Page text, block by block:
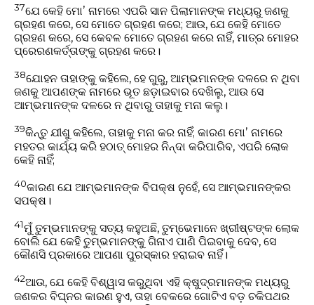
37ଯେ କେହି ମୋʼ ନାମରେ ଏପରି ସାନ ପିଲାମାନଙ୍କ ମଧ୍ୟରୁ ଜଣକୁ
ଗ୍ରହଣ କରେ, ସେ ମୋତେ ଗ୍ରହଣ କରେ; ଆଉ, ଯେ କେହି ମୋତେ
ଗ୍ରହଣ କରେ, ସେ କେବଳ ମୋତେ ଗ୍ରହଣ କରେ ନାହିଁ, ମାତ୍ର ମୋହର
ପ୍ରେରଣକର୍ତ୍ତାଙ୍କୁ ଗ୍ରହଣ କରେ।
38ଯୋହନ ତାହାଙ୍କୁ କହିଲେ, ହେ ଗୁରୁ, ଆମ୍ଭମାନଙ୍କ ଦଳରେ ନ ଥିବା
ଜଣକୁ ଆପଣଙ୍କ ନାମରେ ଭୂତ ଛଡ଼ାଇବାର ଦେଖିଲୁ, ଆଉ ସେ
ଆମ୍ଭମାନଙ୍କ ଦଳରେ ନ ଥିବାରୁ ତାହାକୁ ମନା କଲୁ।
39କିନ୍ତୁ ଯୀଶୁ କହିଲେ, ତାହାକୁ ମନା କର ନାହିଁ; କାରଣ ମୋʼ ନାମରେ
ମହତର କାର୍ଯ୍ୟ କରି ହଠାତ୍‍ ମୋହର ନିନ୍ଦା କରିପାରିବ, ଏପରି ଲୋକ
କେହି ନାହିଁ;
40କାରଣ ଯେ ଆମ୍ଭମାନଙ୍କ ବିପକ୍ଷ ନୁହେଁ, ସେ ଆମ୍ଭମାନଙ୍କର
ସପକ୍ଷ।
41ମୁଁ ତୁମ୍ଭମାନଙ୍କୁ ସତ୍ୟ କହୁଅଛି, ତୁମ୍ଭେମାନେ ଖ୍ରୀଷ୍ଟଙ୍କ ଲୋକ
ବୋଲି ଯେ କେହି ତୁମ୍ଭମାନଙ୍କୁ ଗିନାଏ ପାଣି ପିଇବାକୁ ଦେବ, ସେ
କୌଣସି ପ୍ରକାରେ ଆପଣା ପୁରସ୍କାର ହରାଇବ ନାହିଁ।
42ଆଉ, ଯେ କେହି ବିଶ୍ୱାସ କରୁଥିବା ଏହି କ୍ଷୁଦ୍ରମାନଙ୍କ ମଧ୍ୟରୁ
ଜଣକର ବିଘ୍ନର କାରଣ ହୁଏ, ତାହା ବେକରେ ଗୋଟିଏ ବଡ଼ ଚକିପଥର